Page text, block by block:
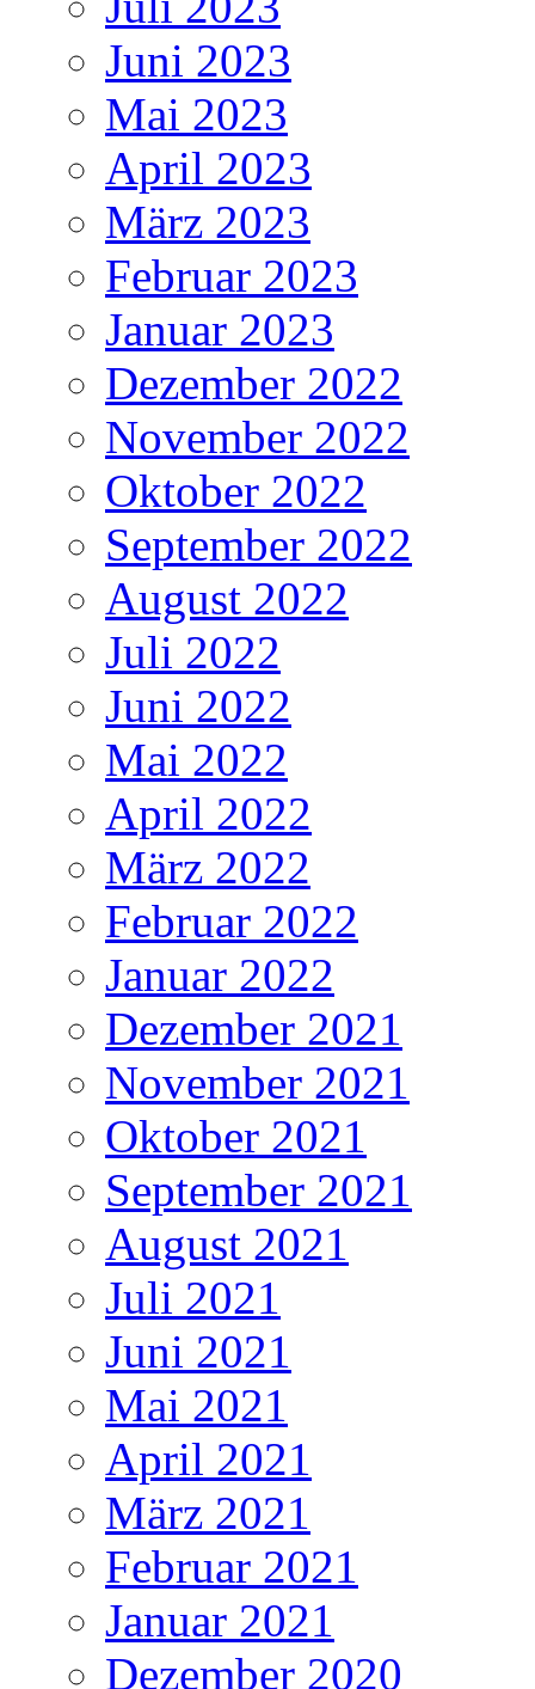
Juni 2023
Mai 2023
April 2023
März 2023
Februar 2023
Januar 2023
Dezember 2022
November 2022
Oktober 2022
September 2022
August 2022
Juli 2022
Juni 2022
Mai 2022
April 2022
März 2022
Februar 2022
Januar 2022
Dezember 2021
November 2021
Oktober 2021
September 2021
August 2021
Juli 2021
Juni 2021
Mai 2021
April 2021
März 2021
Februar 2021
Januar 2021
Dezember 2020